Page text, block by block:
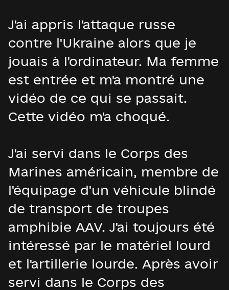
J'ai appris l'attaque russe
contre l'Ukraine alors que je
jouais à l'ordinateur. Ma femme
est entrée et m'a montré une
vidéo de ce qui se passait.
Cette vidéo m'a choqué.
J'ai servi dans le Corps des
Marines américain, membre de
l'équipage d'un véhicule blindé
de transport de troupes
amphibie AAV. J'ai toujours été
intéressé par le matériel lourd
et l'artillerie lourde. Après avoir
servi dans le Corps des